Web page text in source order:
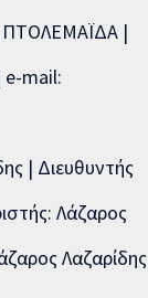
ΠΤΟΛΕΜΑΪΔΑ |
e-mail:
| Διευθυντής
Λάζαρος
Λαζαρίδης